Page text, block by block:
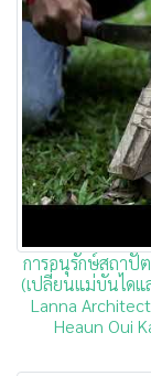
การอนุรักษ์สถาปั
(เปลี่ยนแม่บันไดแ
Lanna
Heaun Oui